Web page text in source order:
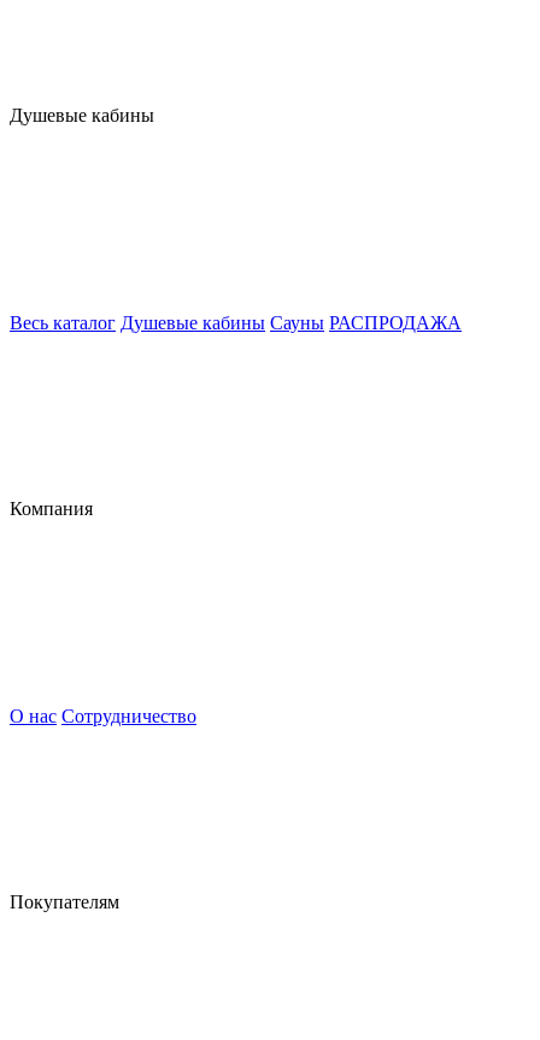
Душевые кабины
Весь каталог Душевые кабины Сауны РАСПРОДАЖА
Компания
О нас Сотрудничество
Покупателям